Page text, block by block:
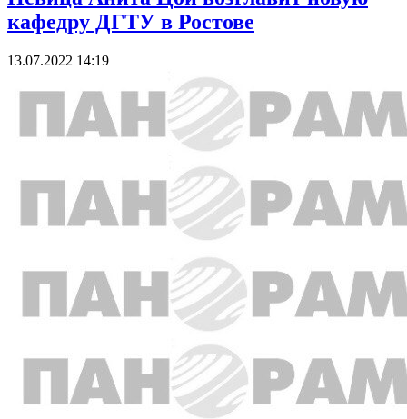
кафедру ДГТУ в Ростове
13.07.2022 14:19